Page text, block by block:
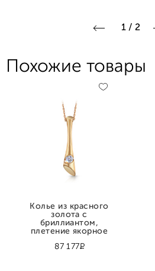
1 / 2
Похожие товары
87 177Р
Колье из красного
золота с
бриллиантом,
плетение якорное